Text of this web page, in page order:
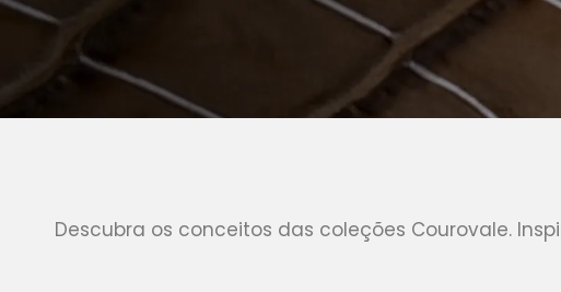
Descubra os conceitos das coleções Courovale.